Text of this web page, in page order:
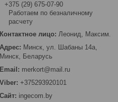
+375 (29) 675-07-90
Работаем по безналичному
расчету
Леонид, Максим.
Минск, ул. Шабаны 14а,
Минск, Беларусь
merkort@mail.ru
+375293920101
ingecom.by